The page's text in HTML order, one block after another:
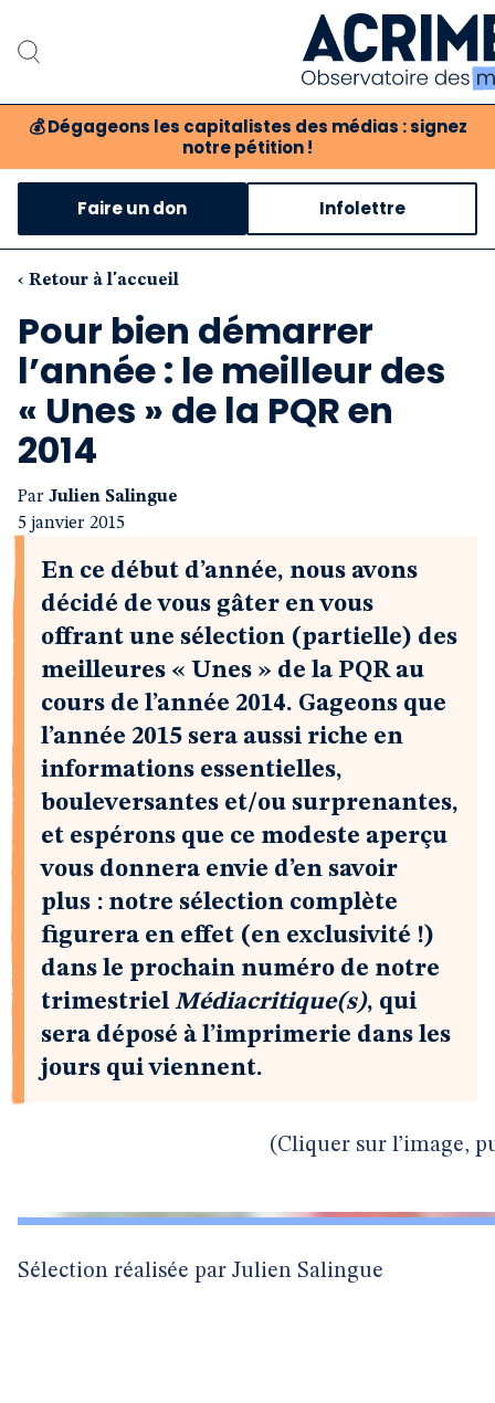
💰 Dégageons les capitalistes des médias : signez
notre pétition !
Notre critique des
Notre revue
Boutique
Faire un don Infolettre
‹ Retour à l'accueil
Pour bien démarrer
l’année : le meilleur des
« Unes » de la PQR en
2014
Par Julien Salingue
5 janvier 2015
En ce début d’année, nous avons
décidé de vous gâter en vous
offrant une sélection (partielle) des
meilleures « Unes » de la PQR au
cours de l’année 2014. Gageons que
l’année 2015 sera aussi riche en
informations essentielles,
bouleversantes et/ou surprenantes,
et espérons que ce modeste aperçu
vous donnera envie d’en savoir
plus : notre sélection complète
figurera en effet (en exclusivité !)
dans le prochain numéro de notre
trimestrielMédiacritique(s), qui
sera déposé à l’imprimerie dans les
jours qui viennent.
(Cliquer sur l’image,
Sélection réalisée par Julien Salingue